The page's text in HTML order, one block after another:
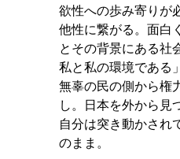
欲性への歩み寄りが
他性に繋がる。面白
とその背景にある社
私と私の環境である
無辜の民の側から権
し。日本を外から見
自分は突き動かされ
のまま。